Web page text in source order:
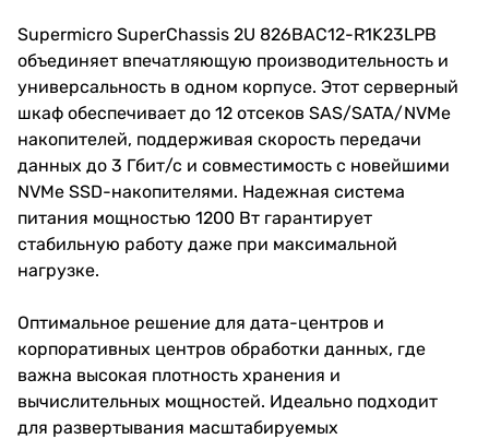
Supermicro SuperChassis 2U 826BAC12-R1K23LPB
объединяет впечатляющую производительность и
универсальность в одном корпусе. Этот серверный
шкаф обеспечивает до 12 отсеков SAS/SATA/NVMe
накопителей, поддерживая скорость передачи
данных до 3 Гбит/с и совместимость с новейшими
NVMe SSD-накопителями. Надежная система
питания мощностью 1200 Вт гарантирует
стабильную работу даже при максимальной
нагрузке.
Оптимальное решение для дата-центров и
корпоративных центров обработки данных, где
важна высокая плотность хранения и
вычислительных мощностей. Идеально подходит
для развертывания масштабируемых